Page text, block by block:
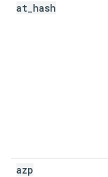
at hash
azp